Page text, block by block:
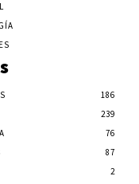
186
239
76
87
2